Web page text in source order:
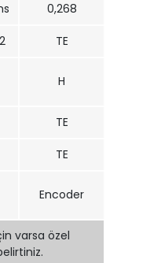
0,268
TE
H
TE
TE
Encoder
varsa özel